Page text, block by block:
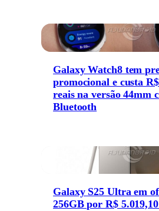
Galaxy Watch8 tem
promocional e custa
reais na versão 44mm
Bluetooth
Galaxy S25 Ultra em
256GB por R$